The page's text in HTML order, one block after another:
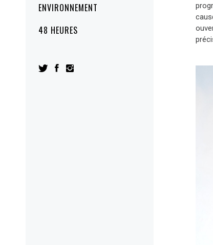
ENVIRONNEMENT
48 HEURES